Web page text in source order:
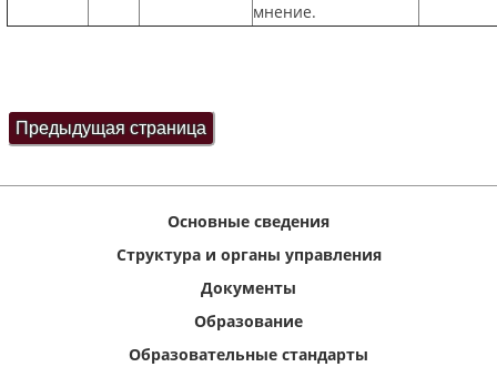
мнение.
Основные сведения
Структура и органы управления
Документы
Образование
Образовательные стандарты